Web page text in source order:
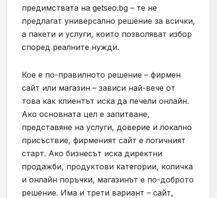
предимствата на getseo.bg – те не
предлагат универсално решение за всички,
а пакети и услуги, които позволяват избор
според реалните нужди.
Кое е по-правилното решение – фирмен
сайт или магазин – зависи най-вече от
това как клиентът иска да печели онлайн.
Ако основната цел е запитване,
представяне на услуги, доверие и локално
присъствие, фирменият сайт е логичният
старт. Ако бизнесът иска директни
продажби, продуктови категории, количка
и онлайн поръчки, магазинът е по-доброто
решение. Има и трети вариант – сайт,